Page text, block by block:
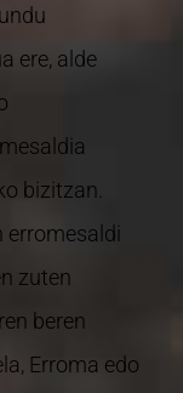
ere, alde
bizitzan.
erromesaldi
zuten
beren
Erroma edo